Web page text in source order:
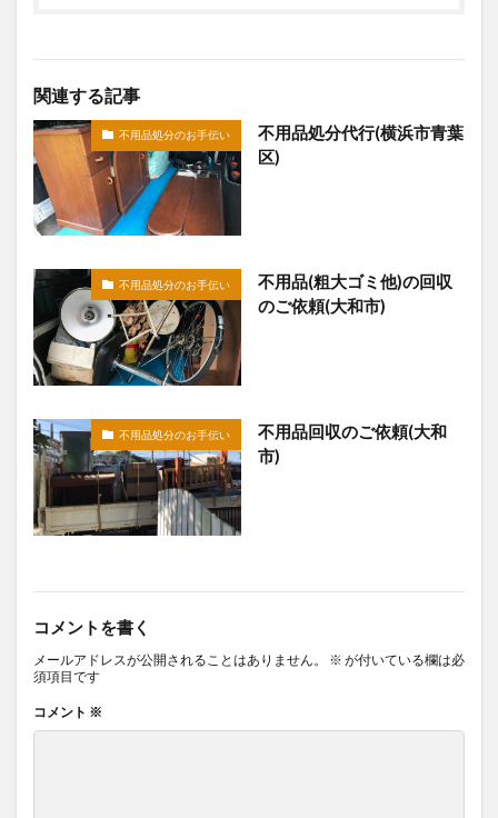
関連する記事
不用品処分のお手伝い
不用品処分代行(横浜市青葉
区)
不用品処分のお手伝い
不用品(粗大ゴミ他)の回収
のご依頼(大和市)
不用品処分のお手伝い
不用品回収のご依頼(大和
市)
コメントを書く
メールアドレスが公開されることはありません。 ※ が付いている欄は必
須項目です
コメント ※